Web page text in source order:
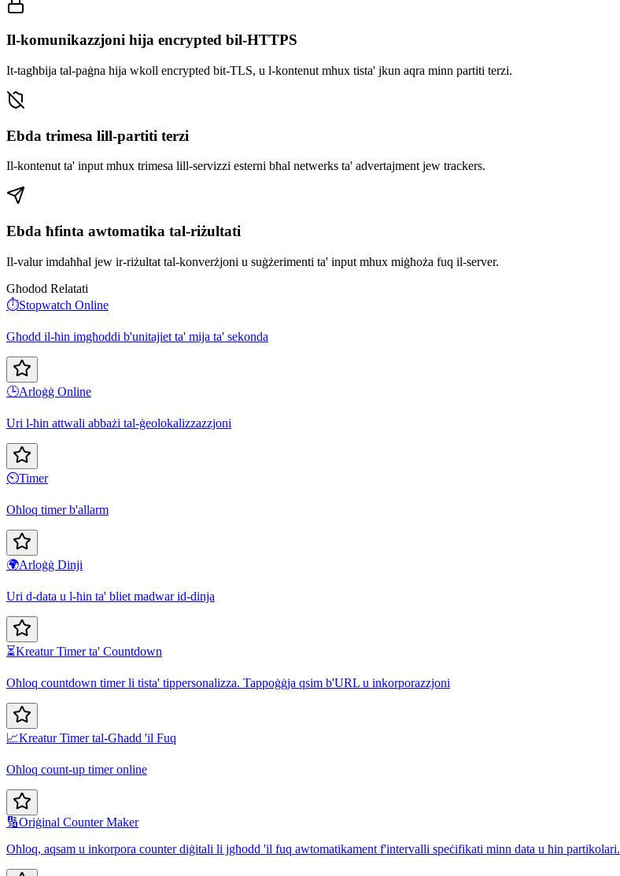
Il-komunikazzjoni hija encrypted bil-HTTPS
It-tagħbija tal-paġna hija wkoll encrypted bit-TLS, u l-kontenut mhux tista' jkun aqra minn partiti terzi.
Ebda trimesa lill-partiti terzi
Il-kontenut ta' input mhux trimesa lill-servizzi esterni bħal netwerks ta' advertajment jew trackers.
Ebda ħfinta awtomatika tal-riżultati
Il-valur imdaħħal jew ir-riżultat tal-konverżjoni u suġżerimenti ta' input mhux miġħoża fuq il-server.
Għodod Relatati
⏱️Stopwatch Online
Għodd il-ħin imgħoddi b'unitajiet ta' mija ta' sekonda
🕒Arloġġ Online
Uri l-ħin attwali abbażi tal-ġeolokalizzazzjoni
⏲️Timer
Oħloq timer b'allarm
🌍Arloġġ Dinji
Uri d-data u l-ħin ta' bliet madwar id-dinja
⏳Kreatur Timer ta' Countdown
Oħloq countdown timer li tista' tippersonalizza. Tappoġġja qsim b'URL u inkorporazzjoni
📈Kreatur Timer tal-Għadd 'il Fuq
Oħloq count-up timer online
🔢Oriġinal Counter Maker
Oħloq, aqsam u inkorpora counter diġitali li jgħodd 'il fuq awtomatikament f'intervalli speċifikati minn data u ħin partikolari.